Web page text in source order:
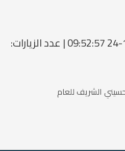
تاريخ الاضافة:-2019-12-24 09:52:57 | عدد الزيارات:
الشريف للعام